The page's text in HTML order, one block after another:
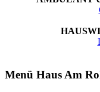
Menü Haus Am